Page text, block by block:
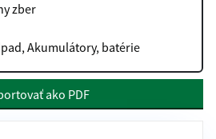
zber
Akumulátory, batérie
ako PDF